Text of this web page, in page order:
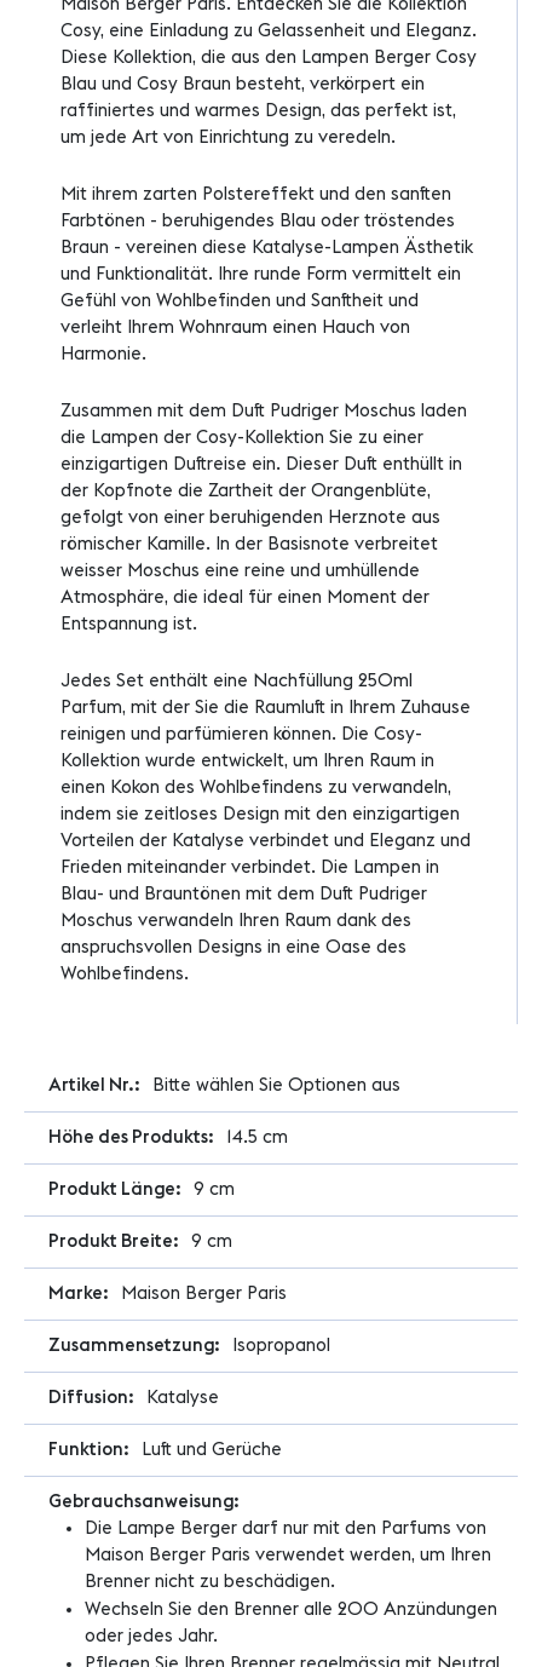
Maison Berger Paris. Entdecken Sie die Kollektion
Cosy, eine Einladung zu Gelassenheit und Eleganz.
Diese Kollektion, die aus den Lampen Berger Cosy
Blau und Cosy Braun besteht, verkörpert ein
raffiniertes und warmes Design, das perfekt ist,
um jede Art von Einrichtung zu veredeln.
Mit ihrem zarten Polstereffekt und den sanften
Farbtönen - beruhigendes Blau oder tröstendes
Braun - vereinen diese Katalyse-Lampen Ästhetik
und Funktionalität. Ihre runde Form vermittelt ein
Gefühl von Wohlbefinden und Sanftheit und
verleiht Ihrem Wohnraum einen Hauch von
Harmonie.
Zusammen mit dem Duft Pudriger Moschus laden
die Lampen der Cosy-Kollektion Sie zu einer
einzigartigen Duftreise ein. Dieser Duft enthüllt in
der Kopfnote die Zartheit der Orangenblüte,
gefolgt von einer beruhigenden Herznote aus
römischer Kamille. In der Basisnote verbreitet
weisser Moschus eine reine und umhüllende
Atmosphäre, die ideal für einen Moment der
Entspannung ist.
Jedes Set enthält eine Nachfüllung 250ml
Parfum, mit der Sie die Raumluft in Ihrem Zuhause
reinigen und parfümieren können. Die Cosy-
Kollektion wurde entwickelt, um Ihren Raum in
einen Kokon des Wohlbefindens zu verwandeln,
indem sie zeitloses Design mit den einzigartigen
Vorteilen der Katalyse verbindet und Eleganz und
Frieden miteinander verbindet. Die Lampen in
Blau- und Brauntönen mit dem Duft Pudriger
Moschus verwandeln Ihren Raum dank des
anspruchsvollen Designs in eine Oase des
Wohlbefindens.
Bitte wählen Sie Optionen aus
14.5 cm
9 cm
9 cm
Maison Berger Paris
Isopropanol
Katalyse
Luft und Gerüche
Die Lampe Berger darf nur mit den Parfums von
Maison Berger Paris verwendet werden, um Ihren
Brenner nicht zu beschädigen.
Wechseln Sie den Brenner alle 200 Anzündungen
oder jedes Jahr.